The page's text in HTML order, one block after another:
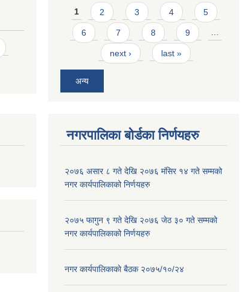
Pages
1 2 3 4 5
6 7 8 9 …
next › last »
अन्य
नगरपालिका बोर्डका निर्णयहरु
२०७६ असार ८ गते देखि २०७६ मंसिर १४ गते सम्मको
नगर कार्यपालिकाको निर्णयहरु
२०७५ फागुन ९ गते देखि २०७६ जेठ ३० गते सम्मको
नगर कार्यपालिकाको निर्णयहरु
नगर कार्यपालिकाकाे बैठक २०७५/१०/२४